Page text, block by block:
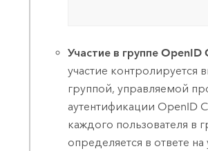
Участие в группе OpenID
участие контролируется
группой, управляемой
аутентификации OpenID
каждого пользователя в
определяется в ответе